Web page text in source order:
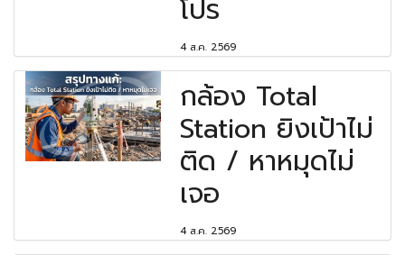
โปร
4 ส.ค. 2569
กล้อง Total
Station ยิงเป้าไม่
ติด / หาหมุดไม่
เจอ
4 ส.ค. 2569